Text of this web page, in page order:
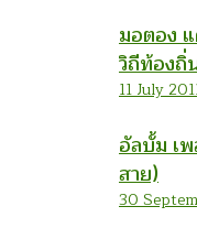
มอตอง
วิถีท้องถิ่
11 July
อัลบั้ม เ
สาย)
30